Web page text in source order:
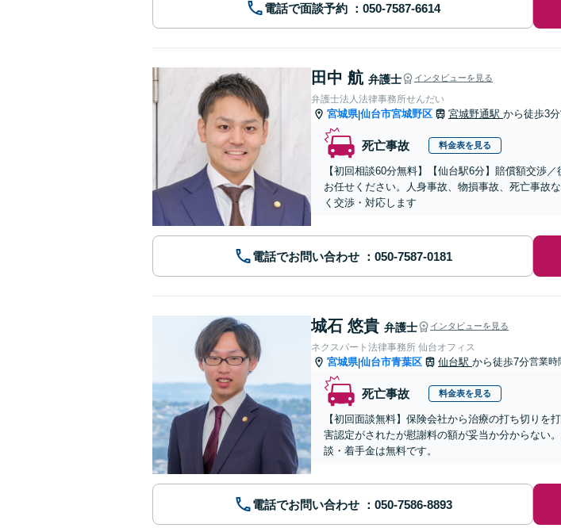
電話で面談予約
田中 航 弁護士 インタビューを見る
弁護士法人法律事務所せんだい
宮城県|仙台市宮城野区 宮城野通駅 から徒歩3分
死亡事故 料金表を見る
【初回相談60分無料】【仙台駅6分】賠償額交渉
お任せください。人身事故、物損事故、死亡事故
く交渉・対応します
電話でお問い合わせ
城石 悠貴 弁護士 インタビューを見る
ネクスパート法律事務所 仙台オフィス
宮城県|仙台市青葉区 仙台駅 から徒歩7分営業時
死亡事故 料金表を見る
【初回面談無料】保険会社から治療の打ち切り
害認定がされたが慰謝料の額が妥当か分からない
談・着手金は無料です。
電話でお問い合わせ